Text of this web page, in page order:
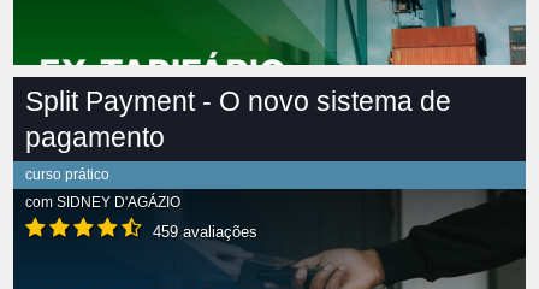
Split Payment - O novo sistema de
pagamento
curso prático
com SIDNEY D'AGÁZIO
459 avaliações